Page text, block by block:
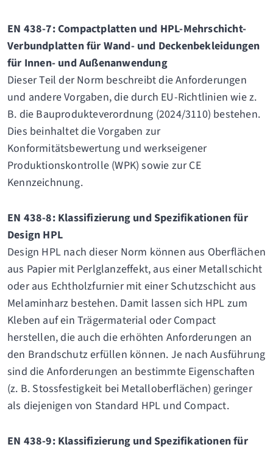
EN 438-7: Compactplatten und HPL-Mehrschicht-
Verbundplatten für Wand- und Deckenbekleidungen
für Innen- und Außenanwendung
Dieser Teil der Norm beschreibt die Anforderungen
und andere Vorgaben, die durch EU-Richtlinien wie z.
B. die Bauprodukteverordnung (2024/3110) bestehen.
Dies beinhaltet die Vorgaben zur
Konformitätsbewertung und werkseigener
Produktionskontrolle (WPK) sowie zur CE
Kennzeichnung.
EN 438-8: Klassifizierung und Spezifikationen für
Design HPL
Design HPL nach dieser Norm können aus Oberflächen
aus Papier mit Perlglanzeffekt, aus einer Metallschicht
oder aus Echtholzfurnier mit einer Schutzschicht aus
Melaminharz bestehen. Damit lassen sich HPL zum
Kleben auf ein Trägermaterial oder Compact
herstellen, die auch die erhöhten Anforderungen an
den Brandschutz erfüllen können. Je nach Ausführung
sind die Anforderungen an bestimmte Eigenschaften
(z. B. Stossfestigkeit bei Metalloberflächen) geringer
als diejenigen von Standard HPL und Compact.
EN 438-9: Klassifizierung und Spezifikationen für